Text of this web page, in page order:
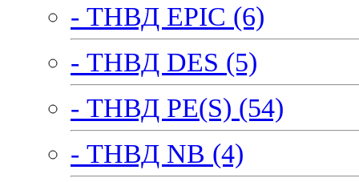
- ТНВД EPIC (6)
- ТНВД DES (5)
- ТНВД PE(S) (54)
- ТНВД NB (4)